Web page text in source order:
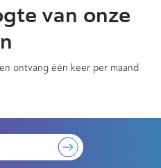
van onze
ontvang één keer per maand